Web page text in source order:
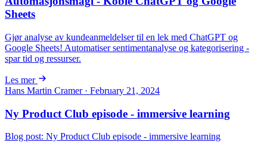
Sheets
Gjør analyse av kundeanmeldelser til en lek med ChatGPT og
Google Sheets! Automatiser sentimentanalyse og kategorisering -
spar tid og ressurser.
Les mer
Hans Martin Cramer · February 21, 2024
Ny Product Club episode - immersive learning
Blog post: Ny Product Club episode - immersive learning